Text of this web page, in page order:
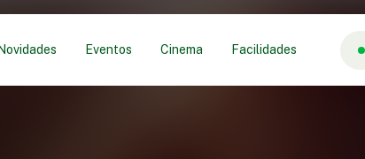
Novidades Eventos Cinema Facilidades